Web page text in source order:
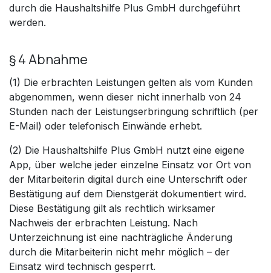
durch die Haushaltshilfe Plus GmbH durchgeführt
werden.
§ 4 Abnahme
(1) Die erbrachten Leistungen gelten als vom Kunden
abgenommen, wenn dieser nicht innerhalb von 24
Stunden nach der Leistungserbringung schriftlich (per
E-Mail) oder telefonisch Einwände erhebt.
(2) Die Haushaltshilfe Plus GmbH nutzt eine eigene
App, über welche jeder einzelne Einsatz vor Ort von
der Mitarbeiterin digital durch eine Unterschrift oder
Bestätigung auf dem Dienstgerät dokumentiert wird.
Diese Bestätigung gilt als rechtlich wirksamer
Nachweis der erbrachten Leistung. Nach
Unterzeichnung ist eine nachträgliche Änderung
durch die Mitarbeiterin nicht mehr möglich – der
Einsatz wird technisch gesperrt.